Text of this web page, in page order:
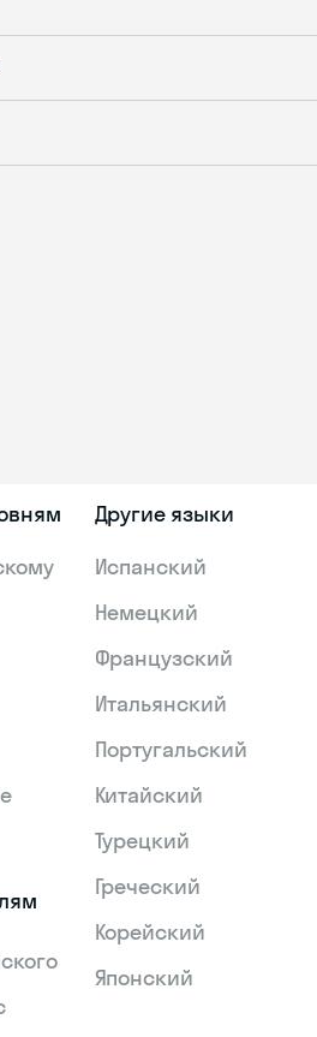
Другие языки
Испанский
Немецкий
Французский
Итальянский
Португальский
Китайский
Турецкий
Греческий
Корейский
Японский